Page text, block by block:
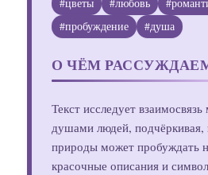
#цветы #любовь
#пробуждение
#душа
О ЧЁМ
Текст исследует
душами людей, подчёркивая,
природы может пробуждать
красочные описания и